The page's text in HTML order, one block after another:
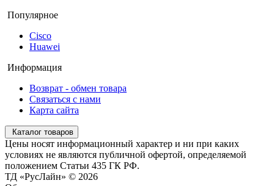
Популярное
Cisco
Huawei
Информация
Возврат - обмен товара
Связаться с нами
Карта сайта
Каталог товаров
Цены носят информационный характер и ни при каких
условиях не являются публичной офертой, определяемой
положением Статьи 435 ГК РФ.
ТД «РусЛайн» © 2026